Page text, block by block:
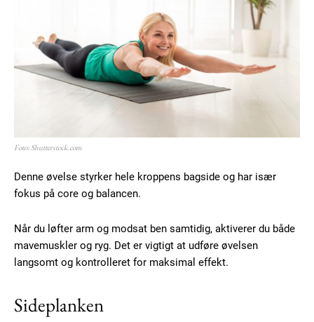
Foto: Shutterstock.com
Denne øvelse styrker hele kroppens bagside og har især
fokus på core og balancen.
Når du løfter arm og modsat ben samtidig, aktiverer du både
mavemuskler og ryg. Det er vigtigt at udføre øvelsen
langsomt og kontrolleret for maksimal effekt.
Sideplanken